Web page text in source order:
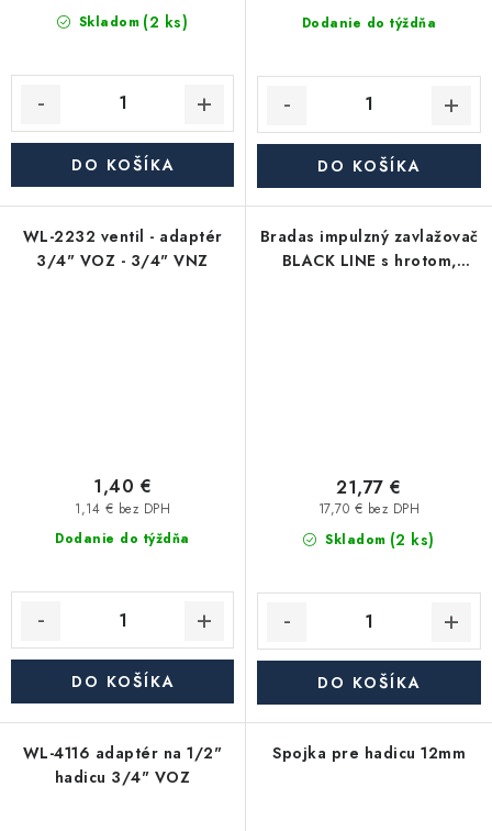
Skladom (2 ks)
DO KOŠÍKA
Dodanie do týždňa
DO KOŠÍKA
WL-2232 ventil - adaptér
3/4" VOZ - 3/4" VNZ
Dodanie do týždňa
1,14 € bez DPH
1,40 €
DO KOŠÍKA
Bradas impulzný zavlažovač
BLACK LINE s hrotom,
Skladom (2 ks)
17,70 € bez DPH
21,77 €
DO KOŠÍKA
WL-4116 adaptér na 1/2"
hadicu 3/4" VOZ
Spojka pre hadicu 12mm